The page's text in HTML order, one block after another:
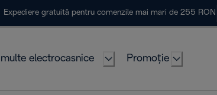
Expediere gratuită pentru comenzile mai mari de 255 RON
electrocasnice Promoție